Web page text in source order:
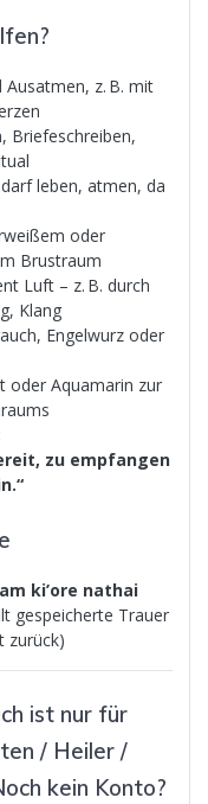
z. B. mit
Briefeschreiben,
leben, atmen, da
oder
Brustraum
Luft – z. B. durch
Klang
Engelwurz oder
oder Aquamarin zur
zu empfangen
ki’ore nathai
gespeicherte Trauer
zurück)
ist nur für
/ Heiler /
kein Konto?